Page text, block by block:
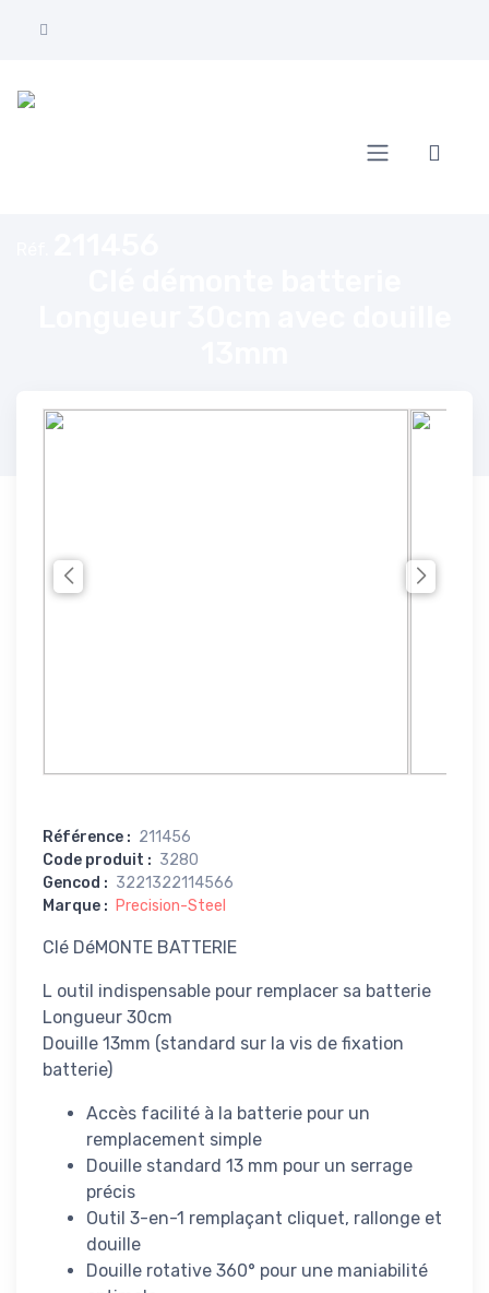
Référence : 211456
Code produit : 3280
Gencod : 3221322114566
Marque : Precision-Steel
Clé DéMONTE BATTERIE
L outil indispensable pour remplacer sa batterie
Longueur 30cm
Douille 13mm (standard sur la vis de fixation
batterie)
Accès facilité à la batterie pour un
remplacement simple
Douille standard 13 mm pour un serrage
précis
Outil 3-en-1 remplaçant cliquet, rallonge et
douille
Douille rotative 360° pour une maniabilité